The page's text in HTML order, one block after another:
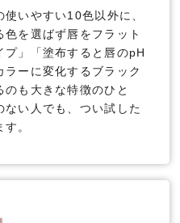
いやすい10色以外に、
を選ばず唇をフラット
プ」「塗布すると唇のpH
ーに変化するブラック
も大きな特徴のひと
い人でも、つい試した
。